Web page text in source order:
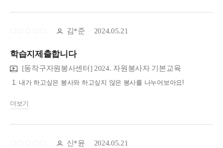
김*준 2024.05.21
학습지제출합니다
[동작구자원봉사센터] 2024. 자원봉사자 기본교육
1. 내가 하고싶은 봉사와 하고싶지 않은 봉사를 나누어보아요!
- 학창 시절 개인 요양원(?)에서 봉사활동을 한 적이 있었는데,
어르신들을 만나 돌봐드리는 활동인 줄 알았으나 실질적으로 요양원
더보기
신*윤 2024.05.21